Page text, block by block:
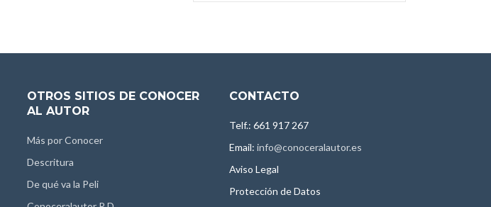
OTROS SITIOS DE CONOCER
AL AUTOR
Más por Conocer
Descritura
De qué va la Peli
CONTACTO
Telf.: 661 917 267
Email: info@conoceralautor.es
Aviso Legal
Protección de Datos